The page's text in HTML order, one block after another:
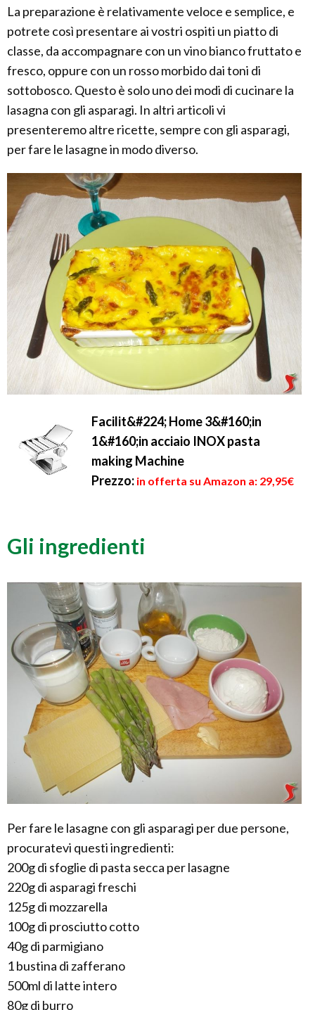
La preparazione è relativamente veloce e semplice, e
potrete così presentare ai vostri ospiti un piatto di
classe, da accompagnare con un vino bianco fruttato e
fresco, oppure con un rosso morbido dai toni di
sottobosco. Questo è solo uno dei modi di cucinare la
lasagna con gli asparagi. In altri articoli vi
presenteremo altre ricette, sempre con gli asparagi,
per fare le lasagne in modo diverso.
Facilit&#224; Home 3&#160;in
1&#160;in acciaio INOX pasta
making Machine
Prezzo: in offerta su Amazon a: 29,95€
Gli ingredienti
Per fare le lasagne con gli asparagi per due persone,
procuratevi questi ingredienti:
200g di sfoglie di pasta secca per lasagne
220g di asparagi freschi
125g di mozzarella
100g di prosciutto cotto
40g di parmigiano
1 bustina di zafferano
500ml di latte intero
80g di burro